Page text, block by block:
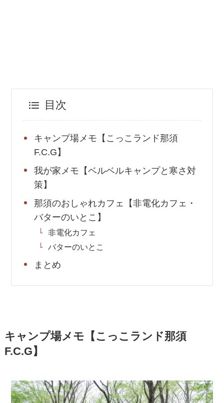
目次
キャンプ場メモ【こっこランド那須
F.C.G】
我が家メモ【ベルベルキャンプと寒さ対
策】
那須のおしゃれカフェ【非電化カフェ・
バターのいとこ】
非電化カフェ
バターのいとこ
まとめ
キャンプ場メモ【こっこランド那須
F.C.G】